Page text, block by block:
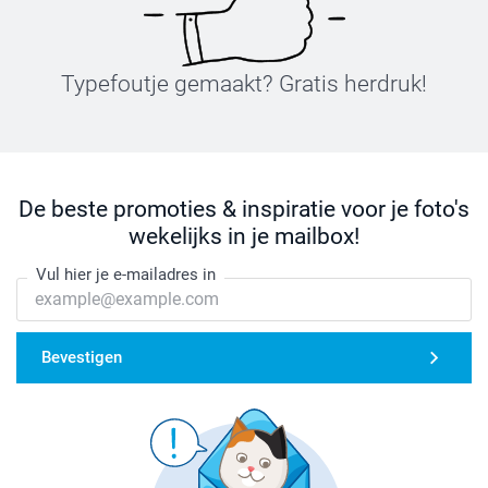
Typefoutje gemaakt? Gratis herdruk!
De beste promoties & inspiratie voor je foto's
wekelijks in je mailbox!
Vul hier je e-mailadres in
Bevestigen